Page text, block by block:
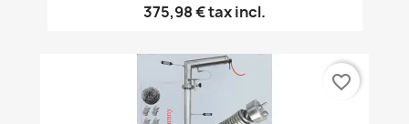
375,98 €tax incl.
favorite_border